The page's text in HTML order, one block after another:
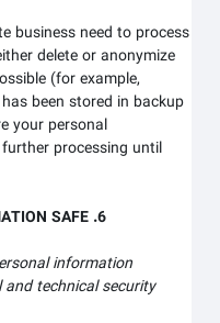
business need to process
delete or anonymize
(for example,
has been stored in backup
your personal
further processing until
information
and technical security